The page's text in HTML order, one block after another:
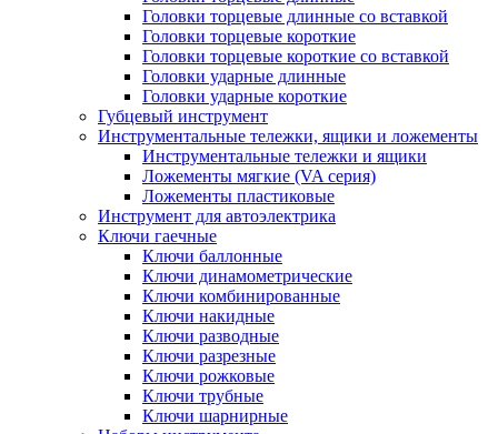
Головки торцевые длинные со вставкой
Головки торцевые короткие
Головки торцевые короткие со вставкой
Головки ударные длинные
Головки ударные короткие
Губцевый инструмент
Инструментальные тележки, ящики и ложементы
Инструментальные тележки и ящики
Ложементы мягкие (VA серия)
Ложементы пластиковые
Инструмент для автоэлектрика
Ключи гаечные
Ключи баллонные
Ключи динамометрические
Ключи комбинированные
Ключи накидные
Ключи разводные
Ключи разрезные
Ключи рожковые
Ключи трубные
Ключи шарнирные